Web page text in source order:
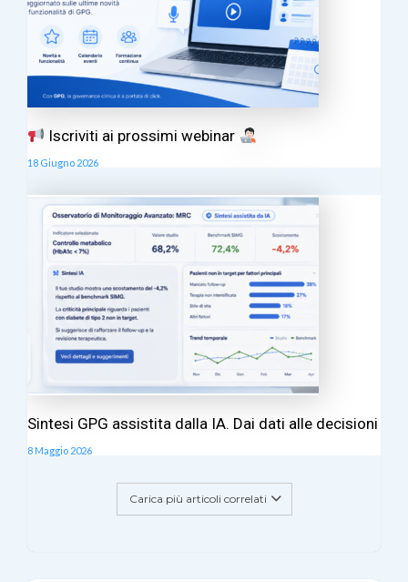
Iscriviti ai prossimi webinar
18 Giugno 2026
Sintesi GPG assistita dalla IA. Dai dati alle decisioni
8 Maggio 2026
Carica più articoli correlati